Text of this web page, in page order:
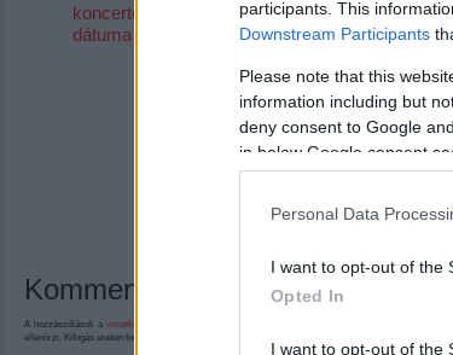
participants. This
Downstream Participants
Please note that this
information including but
deny consent to Google
in below Google consent
Personal Data
I want to opt-out of the
Opted In
I want to opt-out of the
koncertek új
dátuma
Brass
Nyerj
Kommentek:
A hozzászólások a vonatkozó jogszabályok
ellenőrzi. Kifogás esetén forduljon a blog szerkesztőjéhez. Részletek a